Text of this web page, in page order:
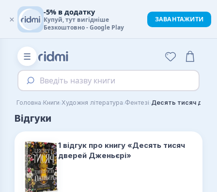
☰
Введіть назву книги
Головна›Книги›Художня література›Фентезі›Десять тисяч
Відгуки
1 відгук про книгу «Десять тисяч
дверей Дженьєрі»
×
-5% в додатку
Купуй, тут вигідніше
Безкоштовно - Google Play
ЗАВАНТАЖИТИ